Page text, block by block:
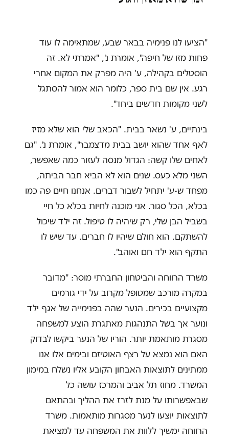
"הציעו לנו פנימיה בבאר שבע, שמתאימה לו עוד
פחות מזו של חיפה", אומרת נ', "אמרתי לא. זה
הוסטלים בקהילה, ע' היה מפרק את המקום אחרי
רגע. אין שם בית ספר, כלומר הוא אמור להסתגל
לשני מקומות חדשים ביחד".
בינתיים, ע' נשאר בבית. "הכאב שלי הוא שלא מזיז
לאף אחד שהוא יושב בבית מדצמבר", אומרת נ'. "גם
לאחים שלו קשה: הגדול מנסה לעזור כמה שאפשר,
השני מלא כעס. שנים הוא לא הביא חבר הביתה,
מפחד ש-ע' יתחיל לשבור דברים. אנחנו חיים פה כמו
בכלא, הכל סגור. אני מוכנה לחיות בכלא כל חיי
בשביל הבן שלי, רק שיהיה לו טיפול. זה ילד שיכול
להשתקם. הוא חולם שיהיו לו חברים. עד שיש לו
התקף הוא ילד חם ואוהב".
משרד הרווחה והביטחון החברתי מוסר: "מדובר
במקרה מורכב שמטופל מקרוב על ידי גורמים
מקצועיים בכירים. הנער שהה בפנימייה של אגף ילד
ונוער אך בשל התנהגות מאתגרת הוצע למשפחה
מסגרת מותאמת יותר. הוריו של הנער ביקשו לבדוק
האם הוא נמצא על רצף האוטיזם ובימים אלו אנו
ממתינים לתוצאות האבחון הקובע אליו נשלח במימון
המשרד. מחוז תל אביב והמרכז עושה כל
שבאפשרותו על מנת לזרז את ההליך ובהתאם
לתוצאות יוצעו לנער מסגרות מותאמות. משרד
הרווחה ימשיך ללוות את המשפחה עד למציאת